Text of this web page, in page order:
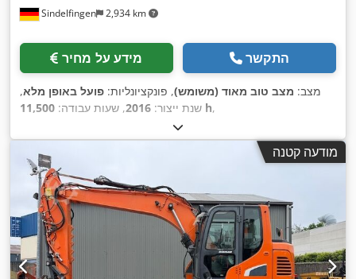
Sindelfingen 2,934 km
מידע על מחיר התקשר
מצב: מצב טוב מאוד (משומש), פונקציונליות: פועל באופן מלא,
שנת ייצור: 2016, שעות עבודה: 11,500 h,
מודעה קטנה